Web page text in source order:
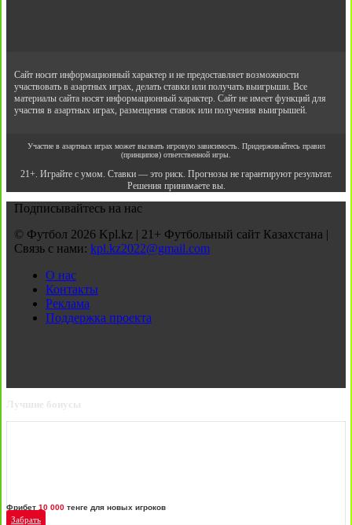
Сайт носит информационный характер и не предоставляет возможности
участвовать в азартных играх, делать ставки или получать выигрыши. Все
материалы сайта носят информационный характер. Сайт не имеет функций для
участия в азартных играх, размещения ставок или получения выигрышей.
Участие в азартных играх может вызвать игровую зависимость. Придерживайтесь правил
(принципов) ответственной игры.
21+. Играйте с умом. Ставки — это риск. Прогнозы не гарантируют результат.
Решения принимаете вы.
Подписывайтесь на нас
© Футбол 2026 Kpl.kz | 21+ Футбольный сайт Казахстана |
Связь с нами: kpl.kz2022@gmail.com
О нас
Контакты
Реклама
Поддержка проекта
Лучшие бонусы
Фрибет 10 000 тенге для новых игроков
Забрать